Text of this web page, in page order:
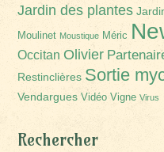
Jardin des plantes
Moulinet Moustique Méric
Occitan Olivier
Restinclières Sortie
Vendargues Vidéo Vigne Virus
Rechercher